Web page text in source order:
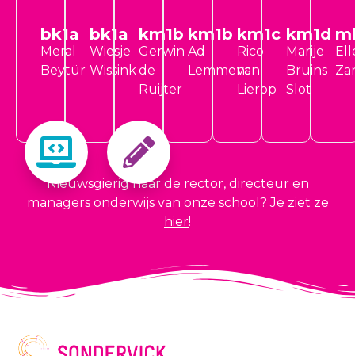
bk1a
Meral
Beytür
bk1a
Wiesje
Wissink
km1b
Gerwin
de
Ruijter
km1b
Ad
Lemmens
km1c
Rico
van
Lierop
km1d
Marije
Bruins
Slot
Nieuwsgierig naar de rector, directeur en
managers onderwijs van onze school? Je ziet ze
hier!